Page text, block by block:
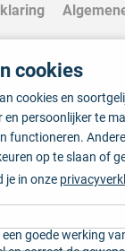
cookies
cookies en
en persoonlijker te
functioneren.
op te slaan of
je in onze
goede werking